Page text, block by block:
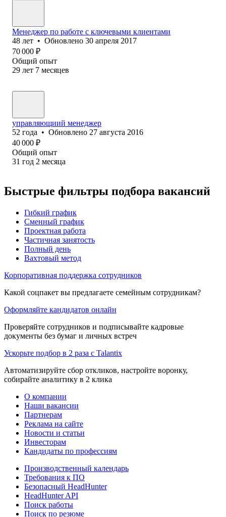
Менеджер по работе с ключевыми клиентами
48 лет • Обновлено 30 апреля 2017
70 000 ₽
Общий опыт
29 лет 7 месяцев
управляющиий менеджер
52 года • Обновлено 27 августа 2016
40 000 ₽
Общий опыт
31 год 2 месяца
Быстрые фильтры подбора вакансий
Гибкий график
Сменный график
Проектная работа
Частичная занятость
Полный день
Вахтовый метод
Корпоративная поддержка сотрудников
Какой соцпакет вы предлагаете семейным сотрудникам?
Оформляйте кандидатов онлайн
Проверяйте сотрудников и подписывайте кадровые
документы без бумаг и личных встреч
Ускорьте подбор в 2 раза с Talantix
Автоматизируйте сбор откликов, настройте воронку,
собирайте аналитику в 2 клика
О компании
Наши вакансии
Партнерам
Реклама на сайте
Новости и статьи
Инвесторам
Кандидаты по профессиям
Производственный календарь
Требования к ПО
Безопасный HeadHunter
HeadHunter API
Поиск работы
Поиск по резюме